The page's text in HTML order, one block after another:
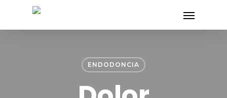
Menu
ENDODONCIA